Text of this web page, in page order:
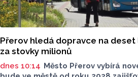
Přerov hledá dopravce na deset
za stovky milionů
dnes 10:14 Město Přerov vybírá